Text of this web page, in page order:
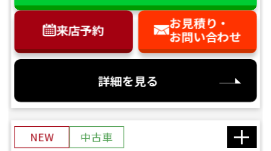
来店予約
お見積り・
お問い合わせ
詳細を見る
NEW 中古車